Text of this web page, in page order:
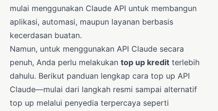
mulai menggunakan Claude API untuk membangun
aplikasi, automasi, maupun layanan berbasis
kecerdasan buatan.
Namun, untuk menggunakan API Claude secara
penuh, Anda perlu melakukan top up kredit terlebih
dahulu. Berikut panduan lengkap cara top up API
Claude—mulai dari langkah resmi sampai alternatif
top up melalui penyedia terpercaya seperti